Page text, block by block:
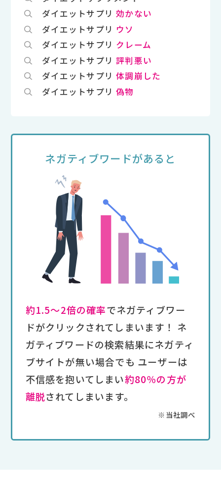
ダイエットサプリ効かない
ダイエットサプリ ウソ
ダイエットサプリ クレーム
ダイエットサプリ評判悪い
ダイエットサプリ体調崩した
ダイエットサプリ偽物
ネガティブワードがあると
約1.5～2倍の確率でネガティブワー
ドがクリックされてしまいます！ ネ
ガティブワードの検索結果にネガティ
ブサイトが無い場合でも ユーザーは
不信感を抱いてしまい約80％の方が
離脱されてしまいます。
※当社調べ